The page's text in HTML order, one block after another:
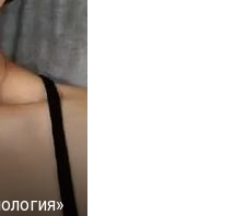
WhatsApp
EMail